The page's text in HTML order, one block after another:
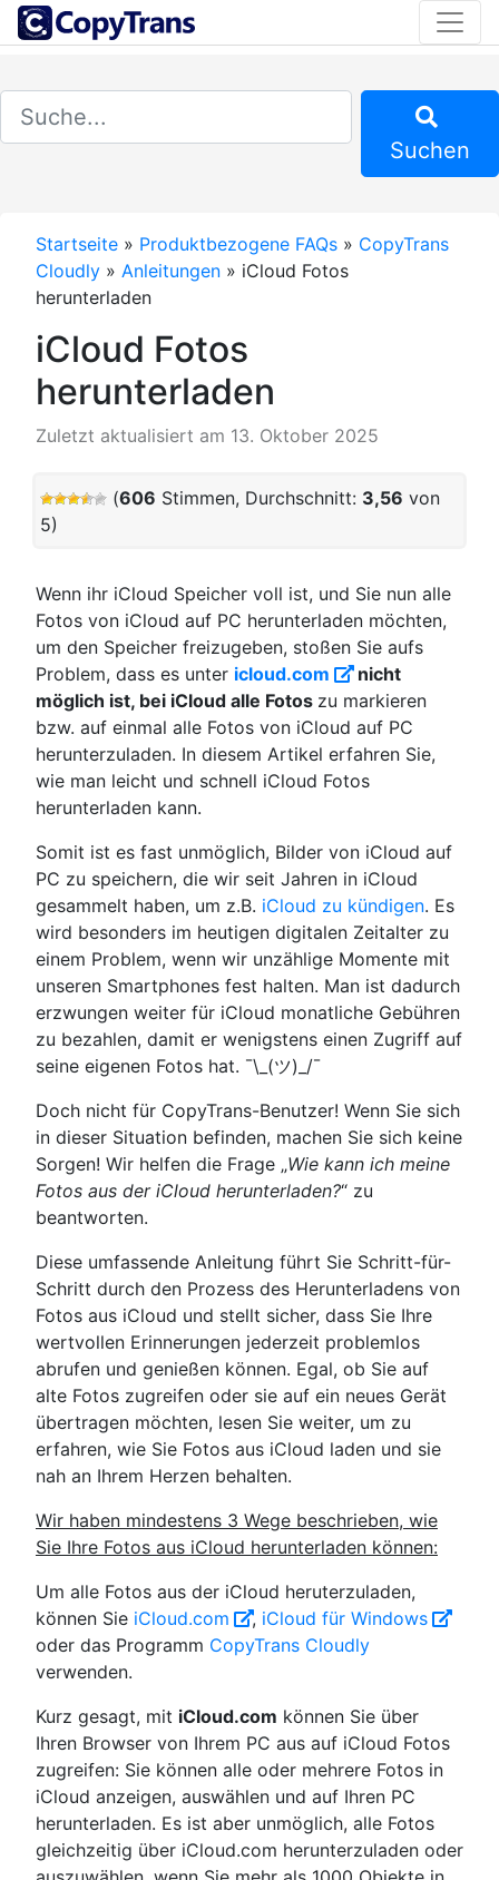
Suchen
Startseite » Produktbezogene FAQs » CopyTrans
Cloudly » Anleitungen » iCloud Fotos
herunterladen
iCloud Fotos
herunterladen
Zuletzt aktualisiert am 13. Oktober 2025
(606 Stimmen, Durchschnitt: 3,56 von
5)
Wenn ihr iCloud Speicher voll ist, und Sie nun alle
Fotos von iCloud auf PC herunterladen möchten,
um den Speicher freizugeben, stoßen Sie aufs
Problem, dass es unter icloud.com
nicht
möglich ist, bei iCloud alle Fotos zu markieren
bzw. auf einmal alle Fotos von iCloud auf PC
herunterzuladen. In diesem Artikel erfahren Sie,
wie man leicht und schnell iCloud Fotos
herunterladen kann.
Somit ist es fast unmöglich, Bilder von iCloud auf
PC zu speichern, die wir seit Jahren in iCloud
gesammelt haben, um z.B. iCloud zu kündigen. Es
wird besonders im heutigen digitalen Zeitalter zu
einem Problem, wenn wir unzählige Momente mit
unseren Smartphones fest halten. Man ist dadurch
erzwungen weiter für iCloud monatliche Gebühren
zu bezahlen, damit er wenigstens einen Zugriff auf
seine eigenen Fotos hat. ¯\_(ツ)_/¯
Doch nicht für CopyTrans-Benutzer! Wenn Sie sich
in dieser Situation befinden, machen Sie sich keine
Sorgen! Wir helfen die Frage „Wie kann ich meine
Fotos aus der iCloud herunterladen?“ zu
beantworten.
Diese umfassende Anleitung führt Sie Schritt-für-
Schritt durch den Prozess des Herunterladens von
Fotos aus iCloud und stellt sicher, dass Sie Ihre
wertvollen Erinnerungen jederzeit problemlos
abrufen und genießen können. Egal, ob Sie auf
alte Fotos zugreifen oder sie auf ein neues Gerät
übertragen möchten, lesen Sie weiter, um zu
erfahren, wie Sie Fotos aus iCloud laden und sie
nah an Ihrem Herzen behalten.
Wir haben mindestens 3 Wege beschrieben, wie
Sie Ihre Fotos aus iCloud herunterladen können:
Um alle Fotos aus der iCloud heruterzuladen,
können Sie iСloud.com , iCloud für Windows
oder das Programm CopyTrans Cloudly
verwenden.
Kurz gesagt, mit iСloud.com können Sie über
Ihren Browser von Ihrem PC aus auf iCloud Fotos
zugreifen: Sie können alle oder mehrere Fotos in
iCloud anzeigen, auswählen und auf Ihren PC
herunterladen. Es ist aber unmöglich, alle Fotos
gleichzeitig über iСloud.com herunterzuladen oder